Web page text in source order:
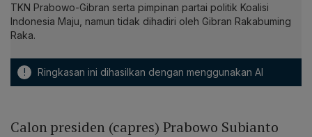
TKN Prabowo-Gibran serta pimpinan partai politik Koalisi
Indonesia Maju, namun tidak dihadiri oleh Gibran Rakabuming
Raka.
! Ringkasan ini dihasilkan dengan menggunakan AI
Calon presiden (capres) Prabowo Subianto